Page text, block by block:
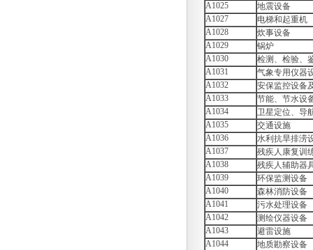
A1025
地震设备
A1027
电梯和起重机
A1028
炊事设备
A1029
锅炉
A1030
检测、检验、
A1031
气象专用仪器
A1032
安保监控设备
A1033
节能、节水设
A1034
卫星定位、导
A1035
交通设施
A1036
水利抗旱排涝
A1037
残疾人康复训
A1038
残疾人辅助器
A1039
环保监测设备
A1040
森林消防设备
A1041
污水处理设备
A1042
测绘仪器设备
A1043
避雷设施
A1044
地质勘察设备